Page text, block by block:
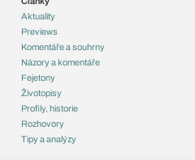
Aktuality
Previews
Komentáře a souhrny
Názory a komentáře
Fejetony
Životopisy
Profily, historie
Rozhovory
Tipy a analýzy